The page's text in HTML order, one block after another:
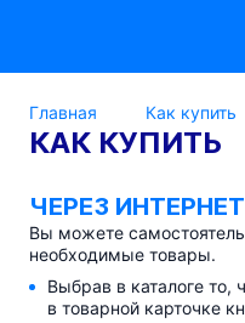
Главная Как купить
КАК КУПИТЬ
ЧЕРЕЗ
Вы можете
необходимые товары.
Выбрав в каталоге то,
в товарной карточке